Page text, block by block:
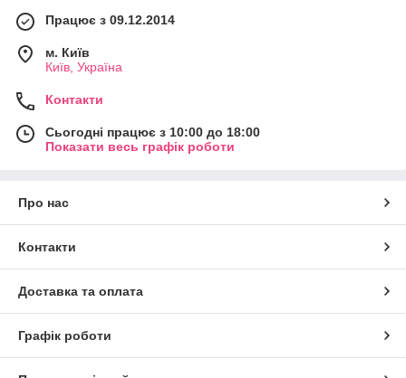
Працює з 09.12.2014
м. Київ
Київ, Україна
Контакти
Сьогодні працює з 10:00 до 18:00
Показати весь графік роботи
Про нас
Контакти
Доставка та оплата
Графік роботи